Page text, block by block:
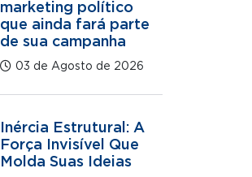
marketing político
que ainda fará parte
de sua campanha
03 de Agosto de 2026
Inércia Estrutural: A
Força Invisível Que
Molda Suas Ideias